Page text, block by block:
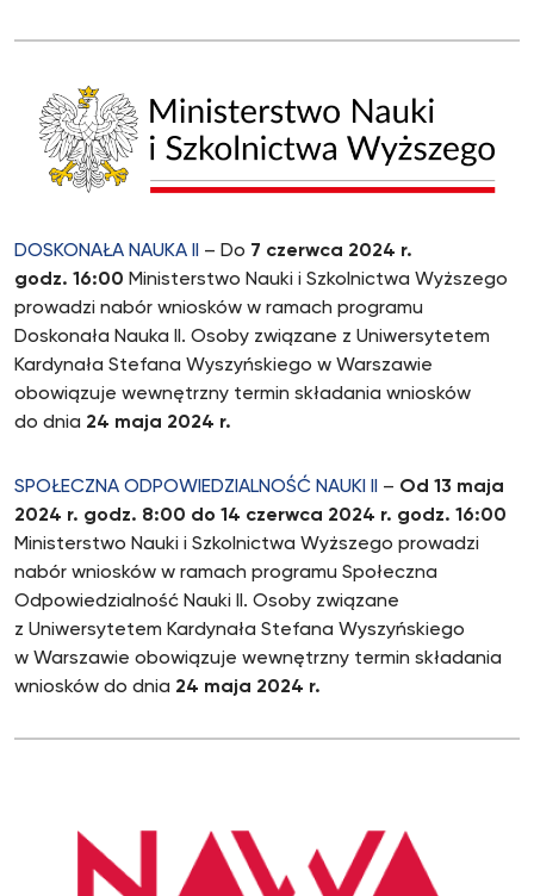
DOSKONAŁA NAUKA II – Do 7 czerwca 2024 r.
godz. 16:00 Ministerstwo Nauki i Szkolnictwa Wyższego
prowadzi nabór wniosków w ramach programu
Doskonała Nauka II. Osoby związane z Uniwersytetem
Kardynała Stefana Wyszyńskiego w Warszawie
obowiązuje wewnętrzny termin składania wniosków
do dnia 24 maja 2024 r.
SPOŁECZNA ODPOWIEDZIALNOŚĆ NAUKI II – Od 13 maja
2024 r. godz. 8:00 do 14 czerwca 2024 r. godz. 16:00
Ministerstwo Nauki i Szkolnictwa Wyższego prowadzi
nabór wniosków w ramach programu Społeczna
Odpowiedzialność Nauki II. Osoby związane
z Uniwersytetem Kardynała Stefana Wyszyńskiego
w Warszawie obowiązuje wewnętrzny termin składania
wniosków do dnia 24 maja 2024 r.